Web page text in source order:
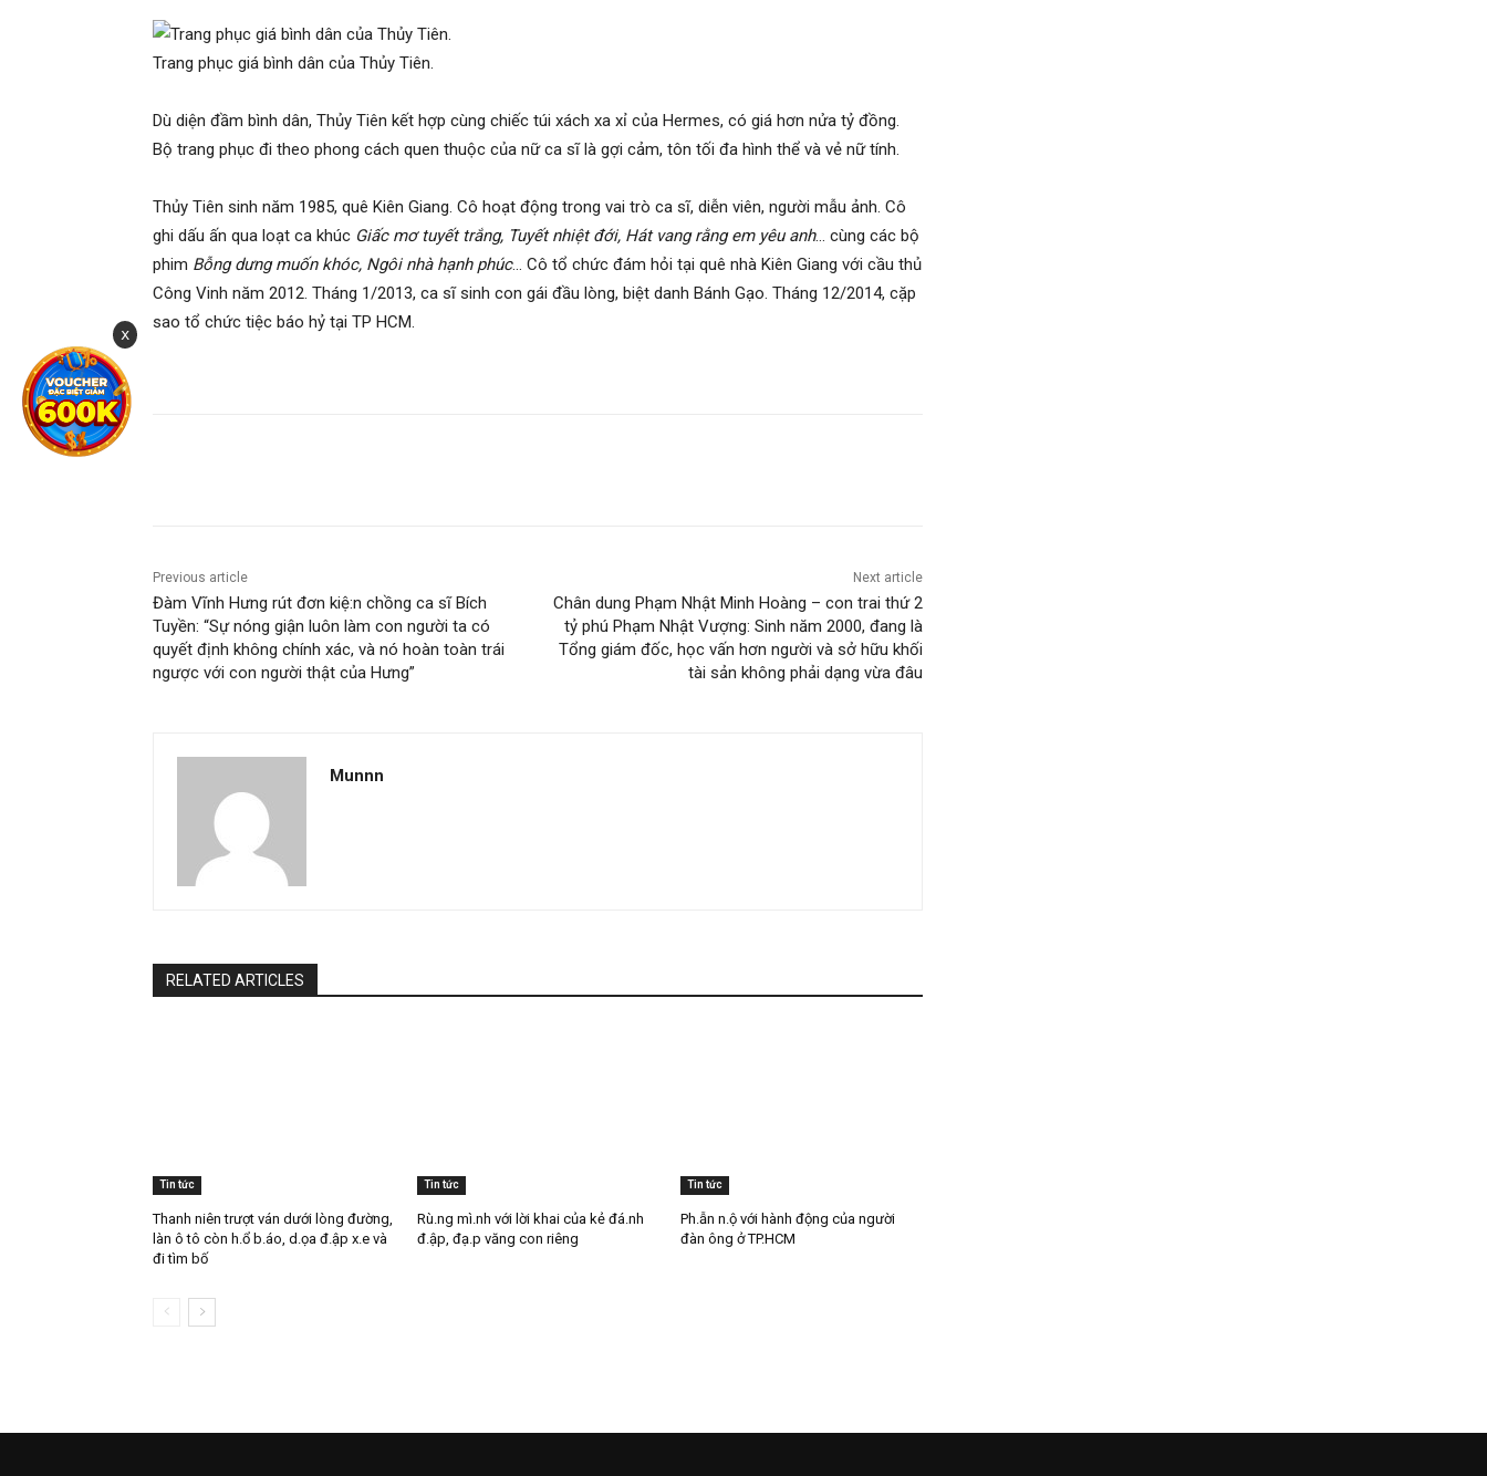
Trang phục giá bình dân của Thủy Tiên.
Dù diện đầm bình dân, Thủy Tiên kết hợp cùng chiếc túi xách xa xỉ của Hermes, có giá hơn nửa tỷ đồng.
Bộ trang phục đi theo phong cách quen thuộc của nữ ca sĩ là gợi cảm, tôn tối đa hình thể và vẻ nữ tính.
Thủy Tiên sinh năm 1985, quê Kiên Giang. Cô hoạt động trong vai trò ca sĩ, diễn viên, người mẫu ảnh. Cô
ghi dấu ấn qua loạt ca khúc Giấc mơ tuyết trắng, Tuyết nhiệt đới, Hát vang rằng em yêu anh… cùng các bộ
phim Bỗng dưng muốn khóc, Ngôi nhà hạnh phúc… Cô tổ chức đám hỏi tại quê nhà Kiên Giang với cầu thủ
Công Vinh năm 2012. Tháng 1/2013, ca sĩ sinh con gái đầu lòng, biệt danh Bánh Gạo. Tháng 12/2014, cặp
sao tổ chức tiệc báo hỷ tại TP HCM.
Previous article
Đàm Vĩnh Hưng rút đơn kiệ:n chồng ca sĩ Bích
Tuyền: “Sự nóng giận luôn làm con người ta có
quyết định không chính xác, và nó hoàn toàn trái
ngược với con người thật của Hưng”
Next article
Chân dung Phạm Nhật Minh Hoàng – con trai thứ 2
tỷ phú Phạm Nhật Vượng: Sinh năm 2000, đang là
Tổng giám đốc, học vấn hơn người và sở hữu khối
tài sản không phải dạng vừa đâu
Munnn
RELATED ARTICLES
Tin tức
Thanh niên trượt ván dưới lòng đường,
làn ô tô còn h.ổ b.áo, d.ọa đ.ập x.e và
đi tìm bố
Tin tức
Rù.ng mì.nh với lời khai của kẻ đá.nh
đ.ập, đạ.p văng con riêng
Tin tức
Ph.ẫn n.ộ với hành động của người
đàn ông ở TP.HCM
x